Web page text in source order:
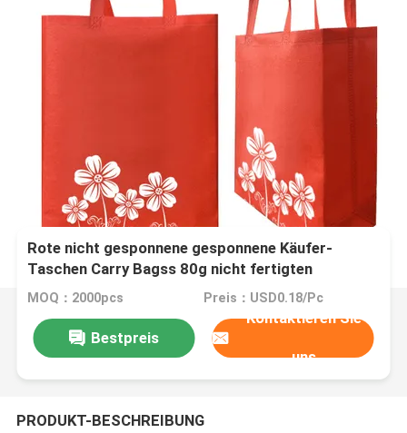
Rote nicht gesponnene gesponnene Käufer-
Taschen Carry Bagss 80g nicht fertigten
besonders an
MOQ：2000pcs Preis：USD0.18/Pc
Bestpreis
Kontaktieren Sie
uns
PRODUKT-BESCHREIBUNG